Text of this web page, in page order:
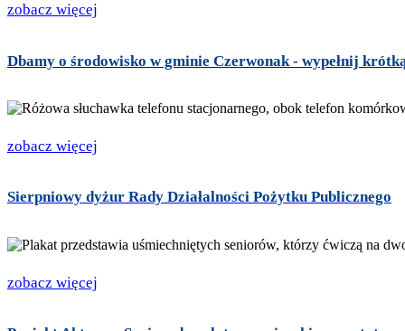
zobacz więcej
Dbamy o środowisko w gminie Czerwonak - wypełnij
zobacz więcej
Sierpniowy dyżur Rady Działalności Pożytku Publicznego
zobacz więcej